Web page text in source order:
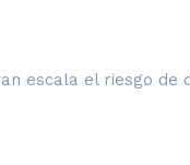
escala el riesgo